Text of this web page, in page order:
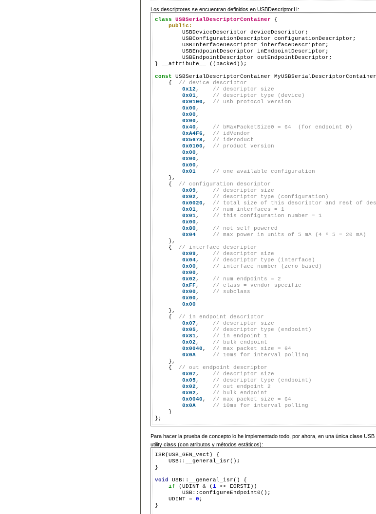
Los descriptores se encuentran definidos en USBDescriptor.H:
class
USBSerialDescriptorContainer
{
public:
        USBDeviceDescriptor deviceDescriptor;
        USBConfigurationDescriptor configurationDescriptor;
        USBInterfaceDescriptor interfaceDescriptor;
        USBEndpointDescriptor inEndpointDescriptor;
        USBEndpointDescriptor outEndpointDescriptor;
} __attribute__ ((packed));
const USBSerialDescriptorContainer
    {
// device descriptor
0x12 , // descriptor size
0x01, // descriptor type (device)
0x0100 , // usb protocol version
0x00 ,
0x00 ,
0x00 ,
0x40 , // bMaxPacketSize0 = 64  (for endpoint 0)
0xA4F6 , // idVendor
0x5678 , // idProduct
0x0100 , // product version
0x00 ,
0x00 ,
0x00 ,
0x01
// one available configuration
    },
    {
// configuration descriptor
0x09 , // descriptor size
0x02 , // descriptor type (configuration)
0x0020 , // total size of this descriptor and rest of
0x01, // num interfaces = 1
0x01, // this configuration number = 1
0x00 ,
0x80 , // not self powered
0x04
// max power in units of 5 mA (4 * 5 = 20 mA)
    },
    {
// interface descriptor
0x09 , // descriptor size
0x04, // descriptor type (interface)
0x00 , // interface number (zero based)
0x00 ,
0x02 , // num endpoints = 2
0xFF , // class = vendor specific
0x00 , // subclass
0x00 ,
0x00
    },
    {
// in endpoint descriptor
0x07 , // descriptor size
0x05 , // descriptor type (endpoint)
0x81, // in endpoint 1
0x02 , // bulk endpoint
0x0040 , // max packet size = 64
0x0A
// 10ms for interval polling
    },
    {
// out endpoint descriptor
0x07 , // descriptor size
0x05 , // descriptor type (endpoint)
0x02 , // out endpoint 2
0x02 , // bulk endpoint
0x0040 , // max packet size = 64
0x0A
// 10ms for interval polling
    }
Para hacer la prueba de concepto lo he implementado todo, por ahora, en una única clase
utility class (con atributos y métodos estáticos):
ISR(USB_GEN_vect) {
    USB
::
__general_isr();
}
void USB ::
__general_isr() {
if
(UDINT & (1 <<
EORSTI))
        USB
::configureEndpoint0();
    UDINT
= 0 ;
}